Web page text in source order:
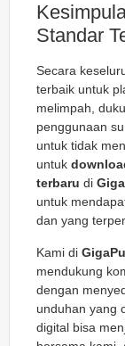
Standar
Secara
terbaik untuk
melimpah,
penggunaan
untuk tidak
untuk
terbaru di
untuk
dan yang
Kami di
mendukung
dengan
unduhan yang
digital bisa